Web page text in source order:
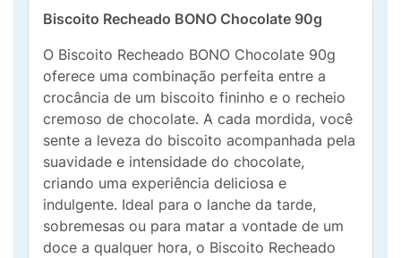
Biscoito Recheado BONO Chocolate 90g
O Biscoito Recheado BONO Chocolate 90g
oferece uma combinação perfeita entre a
crocância de um biscoito fininho e o recheio
cremoso de chocolate. A cada mordida, você
sente a leveza do biscoito acompanhada pela
suavidade e intensidade do chocolate,
criando uma experiência deliciosa e
indulgente. Ideal para o lanche da tarde,
sobremesas ou para matar a vontade de um
doce a qualquer hora, o Biscoito Recheado